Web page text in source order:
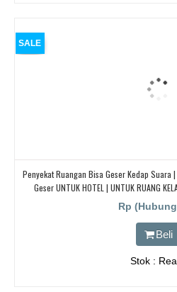
SALE
Penyekat Ruangan Bisa Geser Kedap
Geser UNTUK HOTEL | UNTUK RUANG
BANDUNG, JAKARTA,
Rp
Beli
Stok :